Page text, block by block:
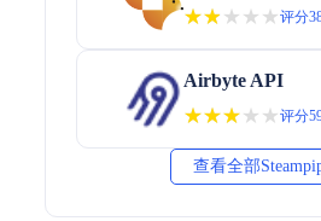
★★★★★
★★★★★评分
Airbyte API
★★★★★
★★★★★评分
查看全部